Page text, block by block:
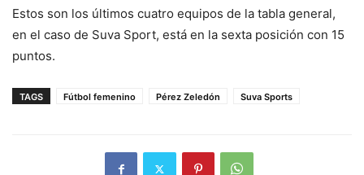
Estos son los últimos cuatro equipos de la tabla general,
en el caso de Suva Sport, está en la sexta posición con 15
puntos.
TAGS Fútbol femenino Pérez Zeledón Suva Sports